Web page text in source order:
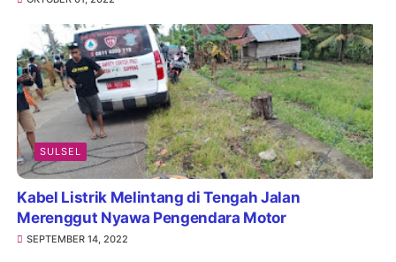
SULSEL
Kabel Listrik Melintang di Tengah Jalan
Merenggut Nyawa Pengendara Motor
SEPTEMBER 14, 2022